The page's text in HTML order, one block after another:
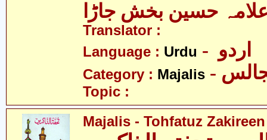
حسین بخش جاڑا
Translator :
Language : Urdu
Category : Majalis
Topic :
Majalis - Tohfatuz Zakireen